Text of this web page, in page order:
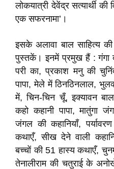
लोकयात्री देवेंद्र सत्यार्थी की
एक सफरनामा’।
इसके अलावा बाल साहित्य
पुस्तकें। इनमें प्रमुख हैं : गंगा
परी का, प्रकाश मनु की
पापा, मेले में ठिनठिनलाल,
में, चिन-चिन चूँ, इक्यावन
कहो कहानी पापा, मातुंगा
जंगल की कहानियाँ,
कथाएँ, सीख देने वाली
बच्चों की 51 हास्य कथाएँ,
तेनालीराम की चतुराई के